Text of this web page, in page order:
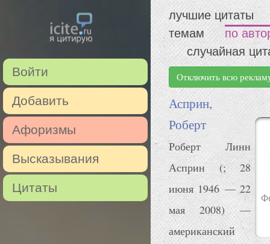
Войти
Добавить
Афоризмы
Высказывания
Цитаты
лучшие цитаты
темам
по
случайная
Отключить всю
Асприн,
Роберт
Роберт Линн
Асприн (; 28
июня 1946 — 22
мая 2008) —
американский